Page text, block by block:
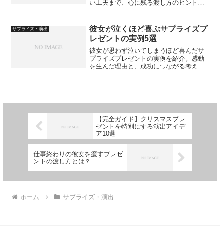
い工夫まで、心に残る渡し方のヒントを
サプライズ・演出
彼女が泣くほど喜ぶサプライズプ
レゼントの実例5選
彼女が思わず泣いてしまうほど喜んだサ
プライズプレゼントの実例を紹介。感動
を生んだ理由と、成功につながる考え方
【完全ガイド】クリスマスプレ
ゼントを特別にする演出アイデ
ア10選
仕事終わりの彼女を癒すプレゼ
ントの渡し方とは？
ホーム サプライズ・演出